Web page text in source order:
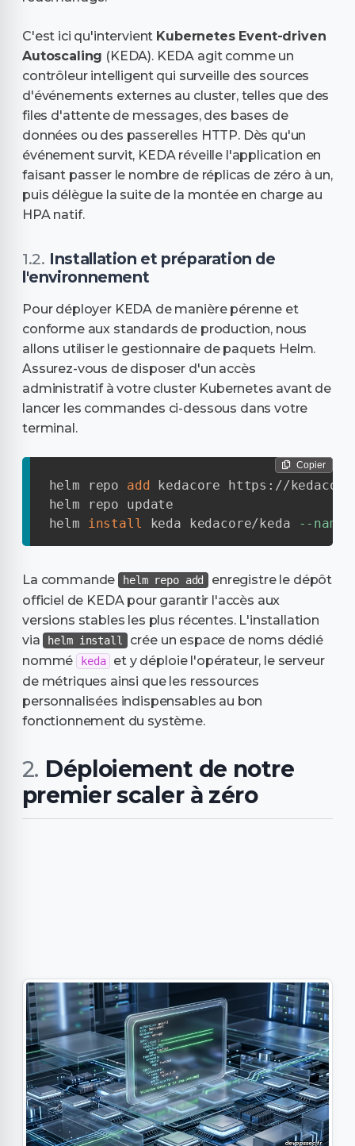
C'est ici qu'intervient Kubernetes Event-driven
Autoscaling (KEDA). KEDA agit comme un
contrôleur intelligent qui surveille des sources
d'événements externes au cluster, telles que des
files d'attente de messages, des bases de
données ou des passerelles HTTP. Dès qu'un
événement survit, KEDA réveille l'application en
faisant passer le nombre de réplicas de zéro à un,
puis délègue la suite de la montée en charge au
HPA natif.
Installation et préparation de
l'environnement
Pour déployer KEDA de manière pérenne et
conforme aux standards de production, nous
allons utiliser le gestionnaire de paquets Helm.
Assurez-vous de disposer d'un accès
administratif à votre cluster Kubernetes avant de
lancer les commandes ci-dessous dans votre
terminal.
Copier
helm repo add
kedacore https://
helm repo update
helm install keda kedacore/keda --
La commande helm repo add
enregistre le dépôt
officiel de KEDA pour garantir l'accès aux
versions stables les plus récentes. L'installation
via
helm install
crée un espace de noms dédié
nommé
keda
et y déploie l'opérateur, le serveur
de métriques ainsi que les ressources
personnalisées indispensables au bon
fonctionnement du système.
Déploiement de notre
premier scaler à zéro